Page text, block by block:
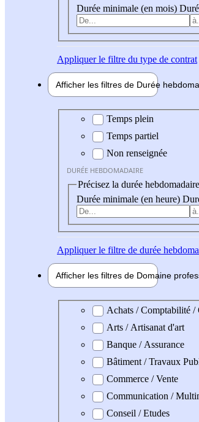
Durée minimale (en mois)
Appliquerle filtre du type de contrat
Afficher les filtres de Durée hebdo
Durée hebdomadaire
Temps plein
Temps partiel
Non renseignée
DURÉE HEBDOMADAIRE
Précisez la durée
Durée minimale (en heure)
Appliquerle filtre de durée
Afficher les filtres de Domaine pro
Domaine professionel
Achats / Comptabilité /
Arts / Artisanat d'art
Banque / Assurance
Bâtiment / Travaux
Commerce / Vente
Communication /
Conseil / Etudes